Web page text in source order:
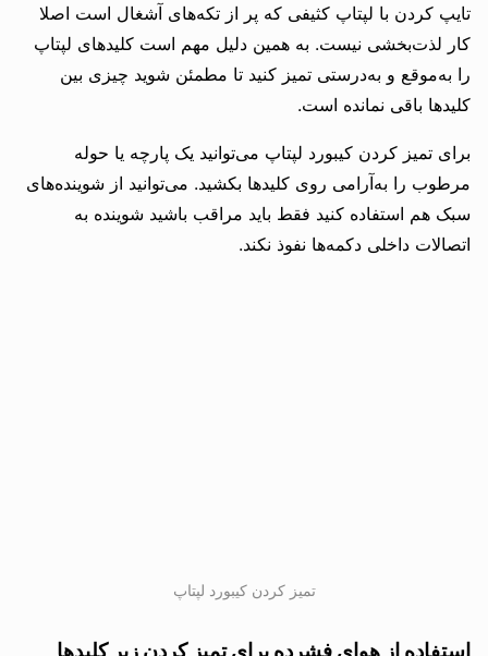
تایپ کردن با لپتاپ کثیفی که پر از تکه‌های آشغال است اصلا
کار لذت‌بخشی نیست. به همین دلیل مهم است کلیدهای لپتاپ
را به‌موقع و به‌درستی تمیز کنید تا مطمئن شوید چیزی بین
کلیدها باقی نمانده است.
برای تمیز کردن کیبورد لپتاپ می‌توانید یک پارچه یا حوله
مرطوب را به‌آرامی روی کلیدها بکشید. می‌توانید از شوینده‌های
سبک هم استفاده کنید فقط باید مراقب باشید شوینده به
اتصالات داخلی دکمه‌ها نفوذ نکند.
تمیز کردن کیبورد لپتاپ